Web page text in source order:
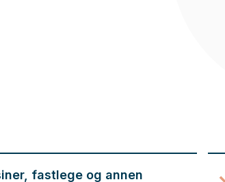
fastlege og annen